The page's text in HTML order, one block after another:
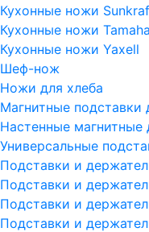
Кухонные ножи
Кухонные ножи
Кухонные ножи Yaxell
Шеф-нож
Ножи для хлеба
Магнитные подставки
Настенные магнитные
Универсальные
Подставки и
Подставки и
Подставки и
Подставки и